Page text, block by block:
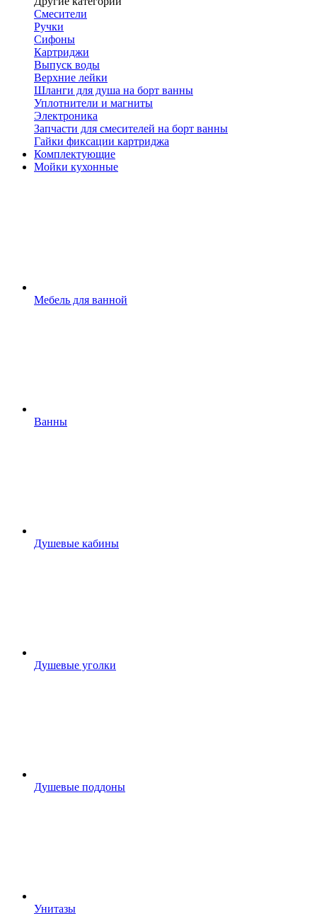
Смесители
Ручки
Сифоны
Картриджи
Выпуск воды
Верхние лейки
Шланги для душа на борт ванны
Уплотнители и магниты
Электроника
Запчасти для смесителей на борт ванны
Гайки фиксации картриджа
Комплектующие
Мойки кухонные
Мебель для ванной
Ванны
Душевые кабины
Душевые уголки
Душевые поддоны
Унитазы